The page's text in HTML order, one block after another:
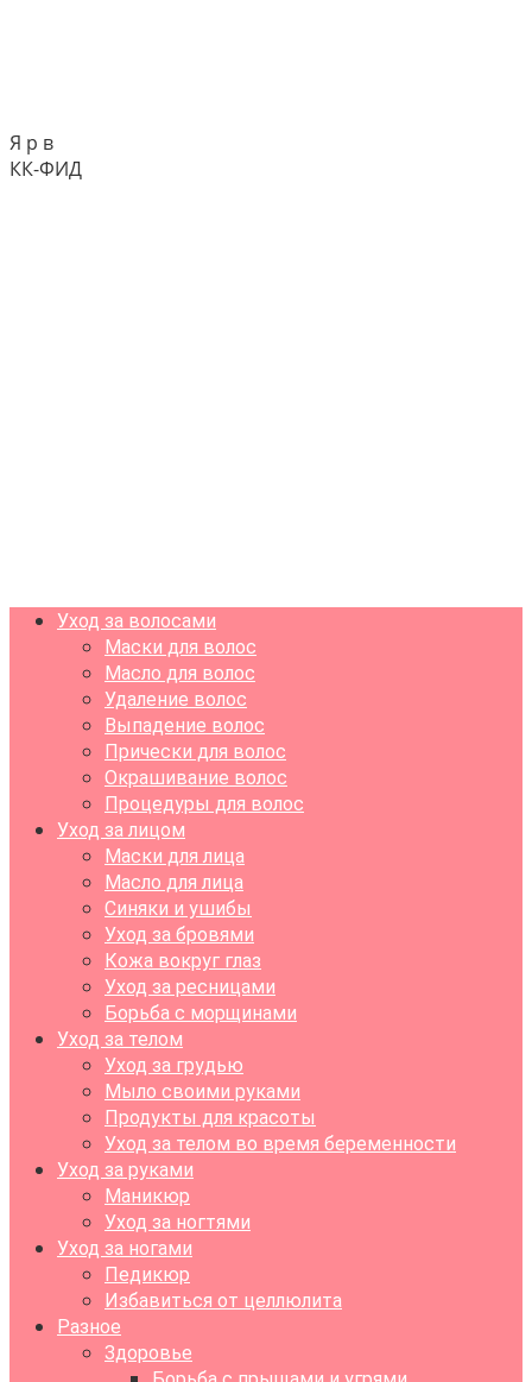
Я р в
КК-ФИД
Уход за волосами
Маски для волос
Масло для волос
Удаление волос
Выпадение волос
Прически для волос
Окрашивание волос
Процедуры для волос
Уход за лицом
Маски для лица
Масло для лица
Синяки и ушибы
Уход за бровями
Кожа вокруг глаз
Уход за ресницами
Борьба с морщинами
Уход за телом
Уход за грудью
Мыло своими руками
Продукты для красоты
Уход за телом во время беременности
Уход за руками
Маникюр
Уход за ногтями
Уход за ногами
Педикюр
Избавиться от целлюлита
Разное
Здоровье